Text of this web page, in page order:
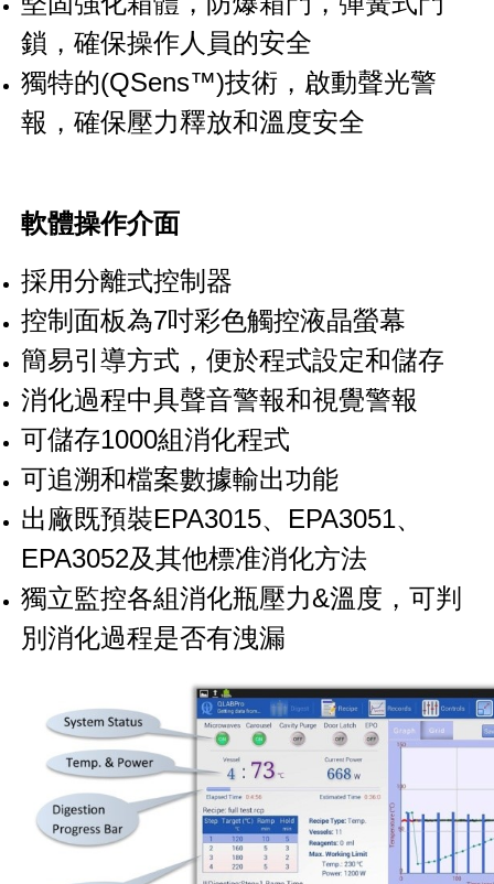
鎖，確保操作人員的安全
獨特的(QSens™)技術，啟動聲光警
報，確保壓力釋放和溫度安全
軟體操作介面
採用分離式控制器
控制面板為7吋彩色觸控液晶螢幕
簡易引導方式，便於程式設定和儲存
消化過程中具聲音警報和視覺警報
可儲存1000組消化程式
可追溯和檔案數據輸出功能
出廠既預裝EPA3015、EPA3051、
EPA3052及其他標准消化方法
獨立監控各組消化瓶壓力&溫度，可判
別消化過程是否有洩漏